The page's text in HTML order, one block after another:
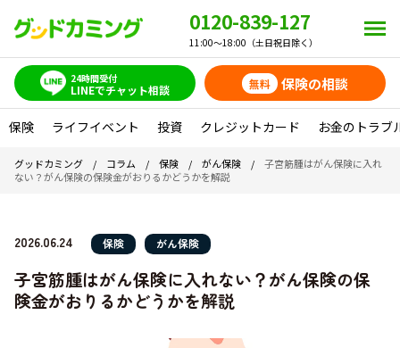
0120-839-127
11:00～18:00（土日祝日除く）
24時間受付
LINEでチャット相談 無料 保険の相談
保険 ライフイベント 投資 クレジットカード お金のトラブ
グッドカミング / コラム / 保険 / がん保険 / 子宮筋腫はがん保険に入れ
ない？がん保険の保険金がおりるかどうかを解説
2026.06.24 保険 がん保険
子宮筋腫はがん保険に入れない？がん保険の保
険金がおりるかどうかを解説